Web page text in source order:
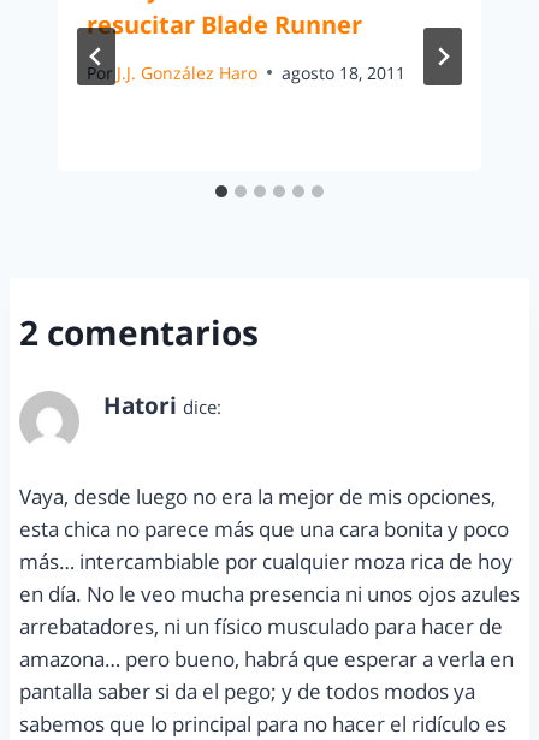
resucitar Blade Runner
Por J.J. González Haro agosto 18, 2011
2 comentarios
Hatori dice:
Vaya, desde luego no era la mejor de mis opciones,
esta chica no parece más que una cara bonita y poco
más… intercambiable por cualquier moza rica de hoy
en día. No le veo mucha presencia ni unos ojos azules
arrebatadores, ni un físico musculado para hacer de
amazona… pero bueno, habrá que esperar a verla en
pantalla saber si da el pego; y de todos modos ya
sabemos que lo principal para no hacer el ridículo es